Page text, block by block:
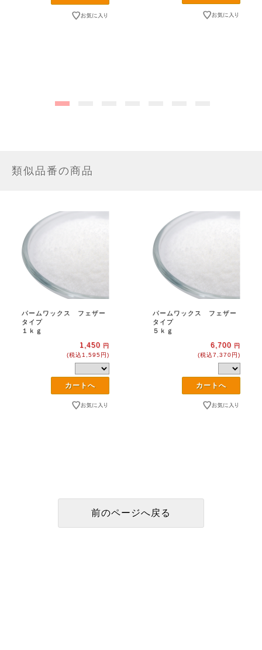
類似品番の商品
パームワックス フェザー
タイプ
１ｋｇ
1,450 円
(税込1,595円)
パームワックス フェザー
タイプ
５ｋｇ
6,700 円
(税込7,370円)